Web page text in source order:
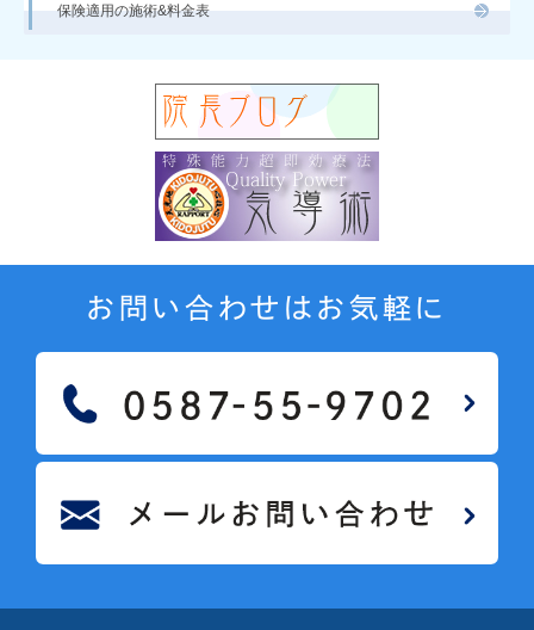
保険適用の施術&料金表
お問い合わせはお気軽に